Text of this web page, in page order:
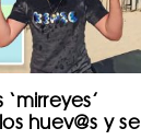
huev@s y se